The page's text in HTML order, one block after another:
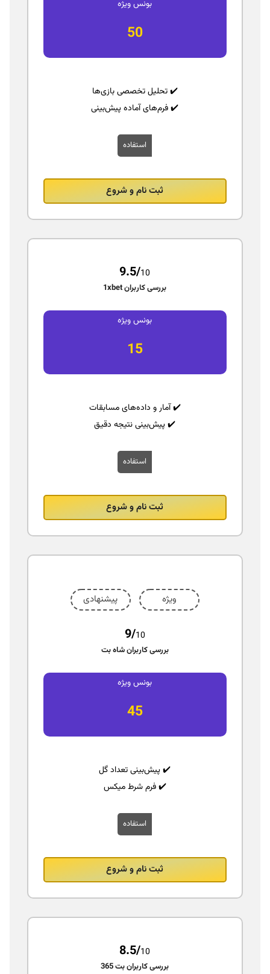
بونس ویژه
50
✔️ تحلیل تخصصی بازی‌ها
✔️ فرم‌های آماده پیش‌بینی
استفاده
ثبت نام و شروع
9.5/10
بررسی کاربران 1xbet
بونس ویژه
15
✔️ آمار و داده‌های مسابقات
✔️ پیش‌بینی نتیجه دقیق
استفاده
ثبت نام و شروع
ویژه پیشنهادی
9/10
بررسی کاربران شاه بت
بونس ویژه
45
✔️ پیش‌بینی تعداد گل
✔️ فرم شرط میکس
استفاده
ثبت نام و شروع
8.5/10
بررسی کاربران بت 365